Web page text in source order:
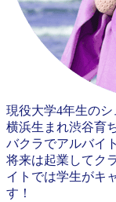
現役大学4年生のシ
横浜生まれ渋谷育
バクラでアルバイ
将来は起業してク
イトでは学生がキ
す！